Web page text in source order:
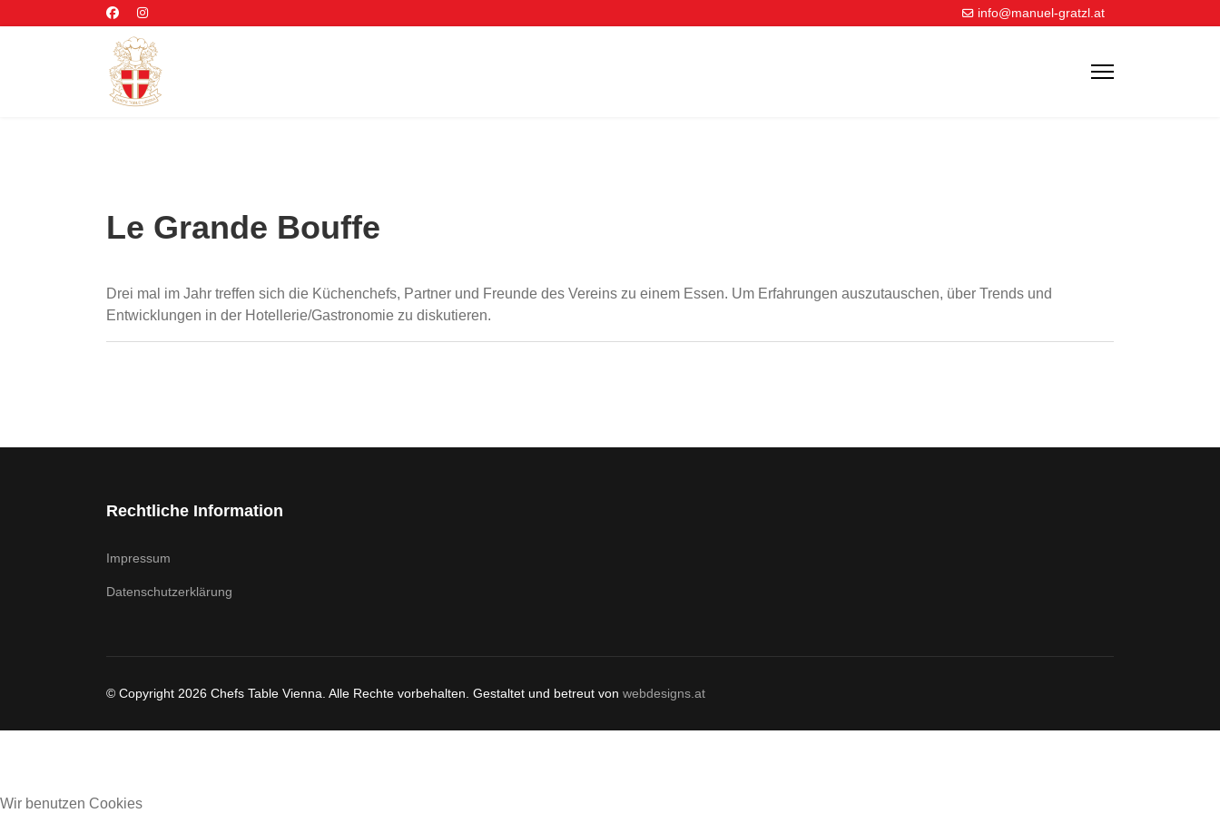
info@manuel-gratzl.at
Le Grande Bouffe
Drei mal im Jahr treffen sich die Küchenchefs, Partner und Freunde des Vereins zu einem Essen. Um Erfahrungen auszutauschen, über Trends und
Entwicklungen in der Hotellerie/Gastronomie zu diskutieren.
Rechtliche Information
Impressum
Datenschutzerklärung
© Copyright 2026 Chefs Table Vienna. Alle Rechte vorbehalten. Gestaltet und betreut von webdesigns.at
Wir benutzen Cookies